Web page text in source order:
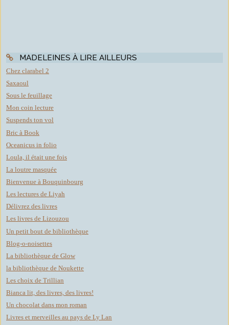
MADELEINES À LIRE AILLEURS
Chez clarabel 2
Saxaoul
Sous le feuillage
Mon coin lecture
Suspends ton vol
Bric à Book
Oceanicus in folio
Loula, il était une fois
La loutre masquée
Bienvenue à Bouquinbourg
Les lectures de Liyah
Délivrez des livres
Les livres de Lizouzou
Un petit bout de bibliothèque
Blog-o-noisettes
La bibliothèque de Glow
la bibliothèque de Noukette
Les choix de Trillian
Bianca lit, des livres, des livres!
Un chocolat dans mon roman
Livres et merveilles au pays de Ly Lan